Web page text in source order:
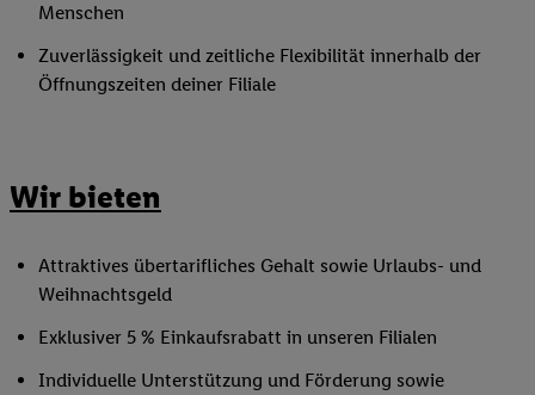
Menschen
Zuverlässigkeit und zeitliche Flexibilität innerhalb der
Öffnungszeiten deiner Filiale
Wir bieten
Attraktives übertarifliches Gehalt sowie Urlaubs- und
Weihnachtsgeld
Exklusiver 5 % Einkaufsrabatt in unseren Filialen
Individuelle Unterstützung und Förderung sowie